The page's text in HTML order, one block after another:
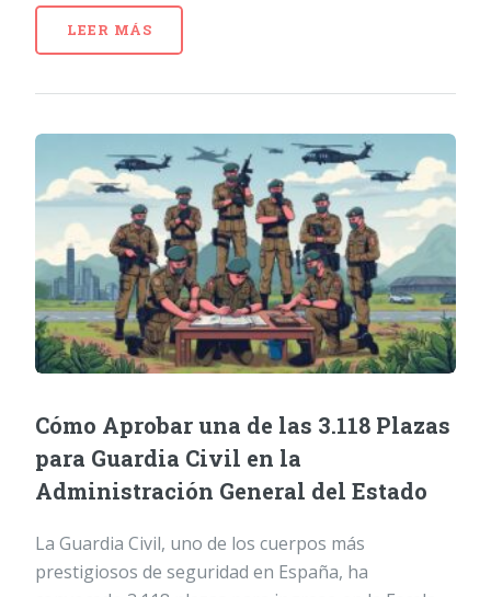
LEER MÁS
Cómo Aprobar una de las 3.118 Plazas
para Guardia Civil en la
Administración General del Estado
La Guardia Civil, uno de los cuerpos más
prestigiosos de seguridad en España, ha